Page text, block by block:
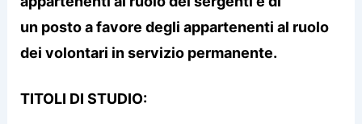
un posto a favore degli appartenenti al ruolo
dei volontari in servizio permanente.
TITOLI DI STUDIO: